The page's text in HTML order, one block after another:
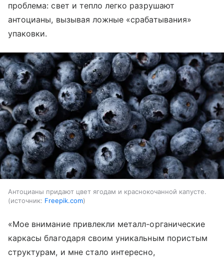
проблема: свет и тепло легко разрушают
антоцианы, вызывая ложные «срабатывания»
упаковки.
Антоцианы придают цвет ягодам и краснокочанной капусте.
источник: Freepik.com
«Мое внимание привлекли металл-органические
каркасы благодаря своим уникальным пористым
структурам, и мне стало интересно,